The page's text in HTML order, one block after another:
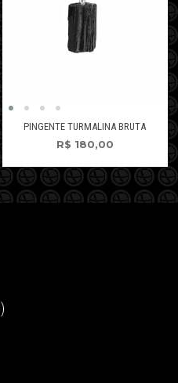
PINGENTE TURMALINA BRUTA
R$ 180,00